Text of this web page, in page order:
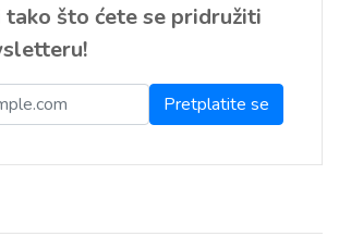
tako što ćete se pridružiti